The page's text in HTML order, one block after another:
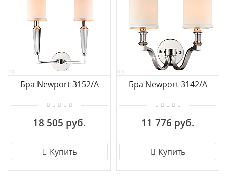
Бра Newport 3152/A
18 505 руб.
Купить
Бра Newport 3142/A
11 776 руб.
Купить